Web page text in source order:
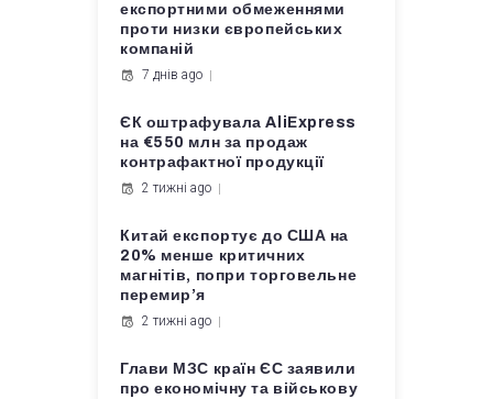
експортними обмеженнями
проти низки європейських
компаній
7 днів ago
ЄК оштрафувала AliExpress
на €550 млн за продаж
контрафактної продукції
2 тижні ago
Китай експортує до США на
20% менше критичних
магнітів, попри торговельне
перемир’я
2 тижні ago
Глави МЗС країн ЄС заявили
про економічну та військову